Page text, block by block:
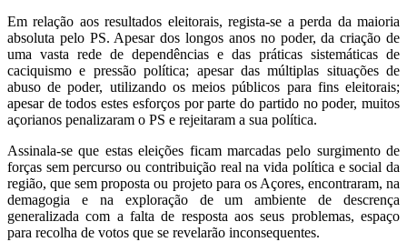
Em relação aos resultados eleitorais, regista-se a perda da maioria
absoluta pelo PS. Apesar dos longos anos no poder, da criação de
uma vasta rede de dependências e das práticas sistemáticas de
caciquismo e pressão política; apesar das múltiplas situações de
abuso de poder, utilizando os meios públicos para fins eleitorais;
apesar de todos estes esforços por parte do partido no poder, muitos
açorianos penalizaram o PS e rejeitaram a sua política.
Assinala-se que estas eleições ficam marcadas pelo surgimento de
forças sem percurso ou contribuição real na vida política e social da
região, que sem proposta ou projeto para os Açores, encontraram, na
demagogia e na exploração de um ambiente de descrença
generalizada com a falta de resposta aos seus problemas, espaço
para recolha de votos que se revelarão inconsequentes.